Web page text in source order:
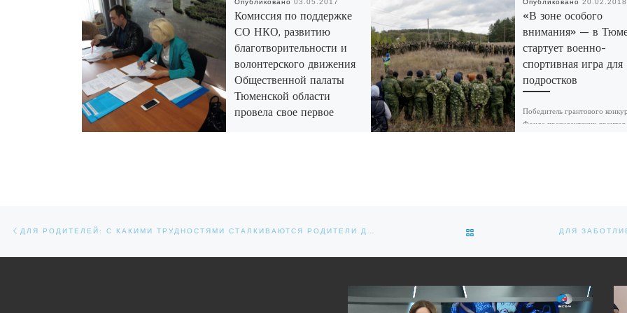
Комиссия по поддержке
СО НКО, развитию
благотворительности и
волонтерского движения
Общественной палаты
Тюменской области
провела свое первое
заседание. В
«В зоне особого
внимания» — в
стартует военно-
спортивная игра для
подростков
Победитель грантового
Фонда президентских грантов
Навигация по записям ОБРАТНО К СПИСКУ ЗАПИСЕЙ